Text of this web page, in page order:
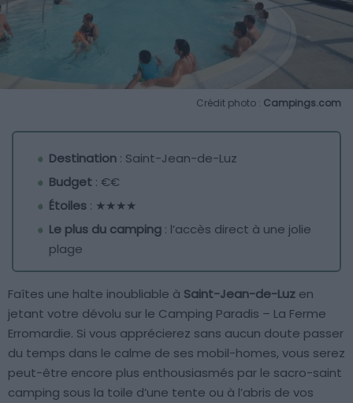
Crédit photo : Campings.com
Destination : Saint-Jean-de-Luz
Budget : €€
Étoiles : ★★★★
Le plus du camping : l’accès direct à une jolie
plage
Faîtes une halte inoubliable à Saint-Jean-de-Luz en
jetant votre dévolu sur le Camping Paradis – La Ferme
Erromardie. Si vous apprécierez sans aucun doute passer
du temps dans le calme de ses mobil-homes, vous serez
peut-être encore plus enthousiasmés par le sacro-saint
camping sous la toile d’une tente ou à l’abris de vos